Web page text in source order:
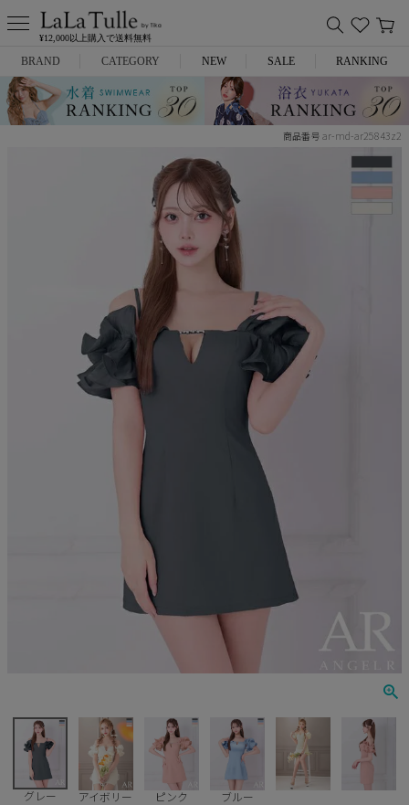
¥12,000以上購入で送料無料
BRAND
Anella
JENNNY
COMEX
CATEGORY
ミニドレス
NEW SALE RANKING
商品番号 ar-md-ar25843z2
グレー アイボリー ピンク ブルー